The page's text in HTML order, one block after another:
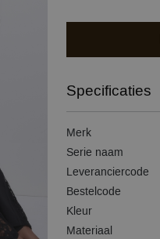
Specificaties
Merk
Serie naam
Leveranciercode
Bestelcode
Kleur
Materiaal